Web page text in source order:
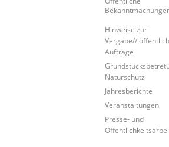
Hinweise zur
Vergabe//
Aufträge
Naturschutz
Jahresberichte
Veranstaltungen
Presse- und